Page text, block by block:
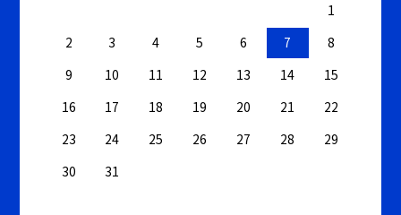
1
2
3 4 5 6 7
8
9
10 11 12 13 14
15
16
17 18 19 20 21
22
23
24 25 26 27 28
29
30
31